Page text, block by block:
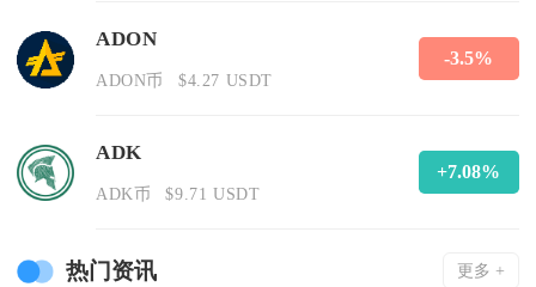
ADON
ADON币 $4.27 USDT
-3.5%
ADK
ADK币 $9.71 USDT
+7.08%
热门资讯 更多 +